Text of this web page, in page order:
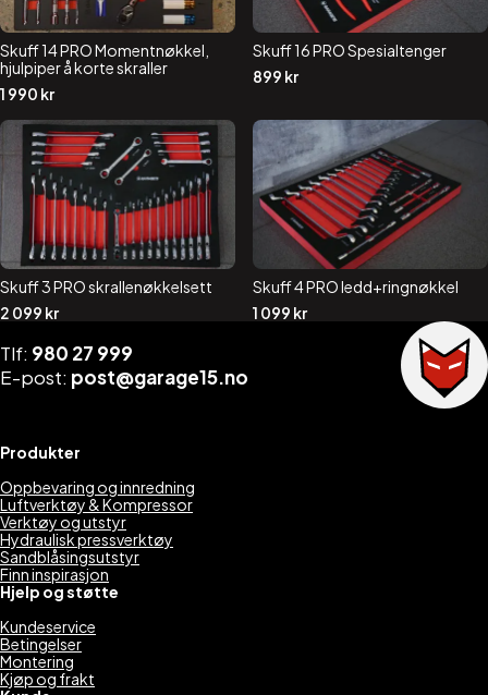
Skuff 14 PRO Momentnøkkel,
hjulpiper å korte skraller
1 990 kr
Skuff 16 PRO Spesialtenger
899 kr
Skuff 3 PRO skrallenøkkelsett
2 099 kr
Skuff 4 PRO ledd+ringnøkkel
1 099 kr
Tlf: 980 27 999
E-post: post@garage15.no
Produkter
Oppbevaring og innredning
Luftverktøy & Kompressor
Verktøy og utstyr
Hydraulisk pressverktøy
Sandblåsingsutstyr
Finn inspirasjon
Hjelp og støtte
Kundeservice
Betingelser
Montering
Kjøp og frakt